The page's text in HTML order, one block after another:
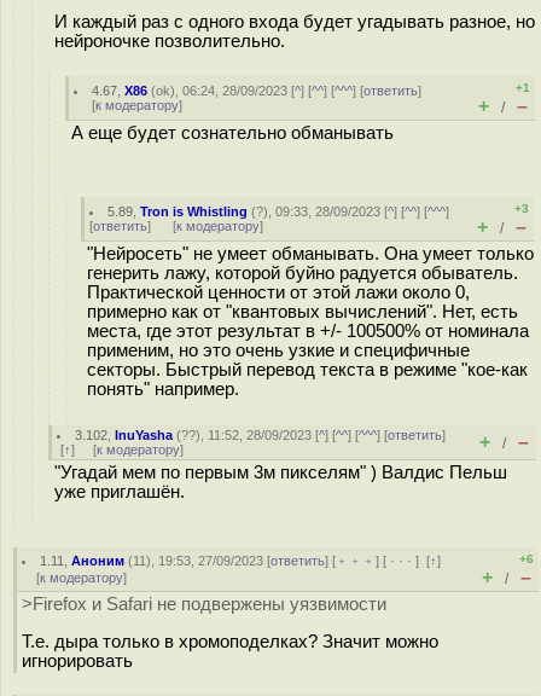
И каждый раз с одного входа будет угадывать разное, но
нейроночке позволительно.
4.67 ,X86 (ok), 06:24, 28/09/2023 [^] [^^] [^^^] [ответить]
[к модератору]
+1
+ / –
А еще будет сознательно обманывать
5.89 ,Tron is Whistling (?), 09:33, 28/09/2023 [^] [^^] [^^^]
[ответить] [к модератору]
+3
+ / –
"Нейросеть" не умеет обманывать. Она умеет только
генерить лажу, которой буйно радуется обыватель.
Практической ценности от этой лажи около 0,
примерно как от "квантовых вычислений". Нет, есть
места, где этот результат в +/- 100500% от номинала
применим, но это очень узкие и специфичные
секторы. Быстрый перевод текста в режиме "кое-как
понять" например.
3.102 ,InuYasha (??), 11:52, 28/09/2023 [^] [^^] [^^^] [ответить]
[↑] [к модератору] + / –
"Угадай мем по первым 3м пикселям" ) Валдис Пельш
уже приглашён.
1.11 ,Аноним (11), 19:53, 27/09/2023 [ответить] [ ﹢﹢﹢] [ · · ·][↑]
[к модератору]
+6
+ / –
>Firefox и Safari не подвержены уязвимости
Т.е. дыра только в хромоподелках? Значит можно
игнорировать